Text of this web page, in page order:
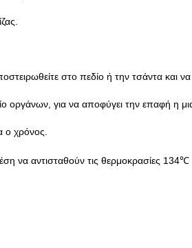
στο πεδίο ή την τσάντα και
οργάνων, για να αποφύγει την επαφή η
ο χρόνος.
να αντισταθούν τις θερμοκρασίες